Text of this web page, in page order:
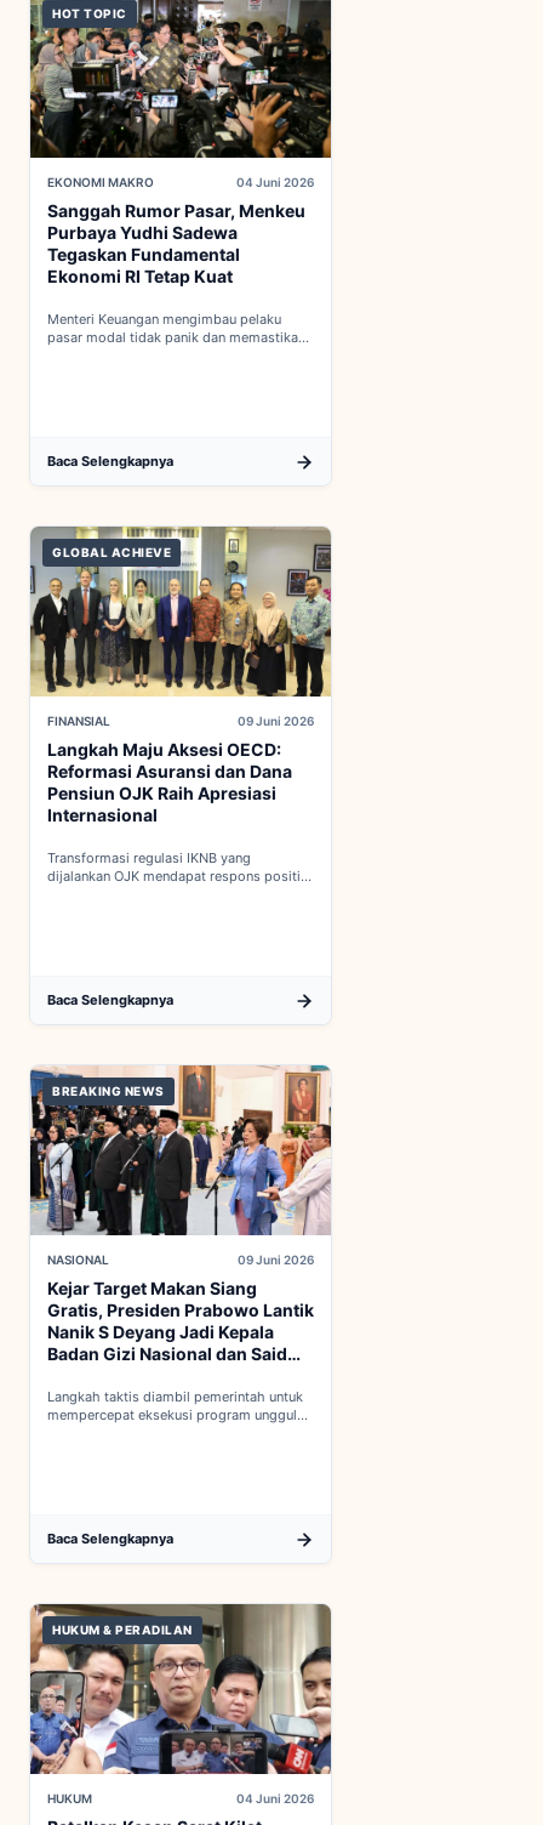
HOT TOPIC
EKONOMI MAKRO 04 Juni 2026
Sanggah Rumor Pasar, Menkeu
Purbaya Yudhi Sadewa
Tegaskan Fundamental
Ekonomi RI Tetap Kuat
Menteri Keuangan mengimbau pelaku
pasar modal tidak panik dan memastikan
Baca Selengkapnya
GLOBAL ACHIEVE
FINANSIAL 09 Juni 2026
Langkah Maju Aksesi OECD:
Reformasi Asuransi dan Dana
Pensiun OJK Raih Apresiasi
Internasional
Transformasi regulasi IKNB yang
dijalankan OJK mendapat respons positif
Baca Selengkapnya
BREAKING NEWS
NASIONAL 09 Juni 2026
Kejar Target Makan Siang
Gratis, Presiden Prabowo Lantik
Nanik S Deyang Jadi Kepala
Badan Gizi Nasional dan Said
Langkah taktis diambil pemerintah untuk
mempercepat eksekusi program unggulan
Baca Selengkapnya
HUKUM & PERADILAN
HUKUM 04 Juni 2026